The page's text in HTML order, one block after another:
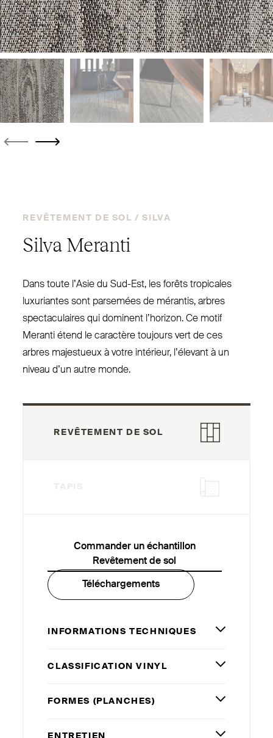
REVÊTEMENT DE SOL / SILVA
Silva Meranti
Dans toute l’Asie du Sud-Est, les forêts tro­picales
luxu­riantes sont parsemées de mérantis, arbres
spec­ta­culaires qui dominent l’horizon. Ce motif
Meranti étend le caractère toujours vert de ces
arbres majestueux à votre intérieur, l’élevant à un
niveau d’un autre monde.
REVÊTEMENT DE SOL
Commander un échantillon
Revêtement de sol
Téléchargements
INFORMATIONS TECHNIQUES
CLASSIFICATION VINYL
FORMES (PLANCHES)
ENTRETIEN